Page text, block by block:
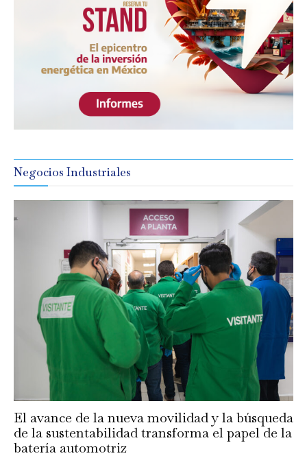
Negocios Industriales
El avance de la nueva movilidad y la búsqueda
de la sustentabilidad transforma el papel de la
batería automotriz